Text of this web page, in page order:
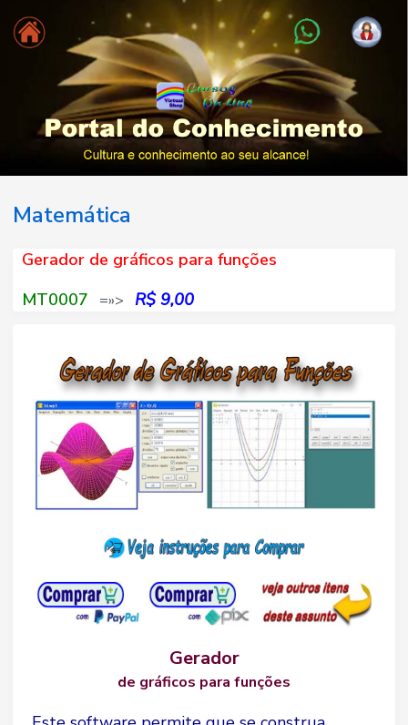
Matemática
Gerador de gráficos para funções
MT0007 =»> R$ 9,00
Gerador
de gráficos para funções